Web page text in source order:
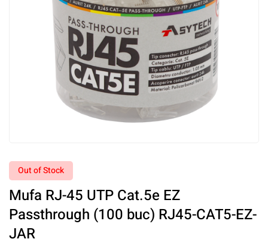
Out of Stock
Mufa RJ-45 UTP Cat.5e EZ
Passthrough (100 buc) RJ45-CAT5-EZ-
JAR